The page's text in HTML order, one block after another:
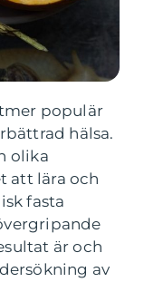
populär
hälsa.
olika
att lära och
fasta
är och
av